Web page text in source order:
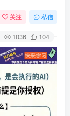
关注 私信
1036 104